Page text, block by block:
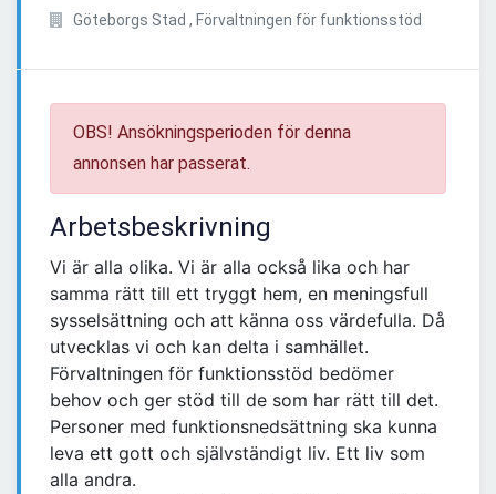
Göteborgs Stad , Förvaltningen för funktionsstöd
OBS! Ansökningsperioden för denna
annonsen har passerat.
Arbetsbeskrivning
Vi är alla olika. Vi är alla också lika och har
samma rätt till ett tryggt hem, en meningsfull
sysselsättning och att känna oss värdefulla. Då
utvecklas vi och kan delta i samhället.
Förvaltningen för funktionsstöd bedömer
behov och ger stöd till de som har rätt till det.
Personer med funktionsnedsättning ska kunna
leva ett gott och självständigt liv. Ett liv som
alla andra.